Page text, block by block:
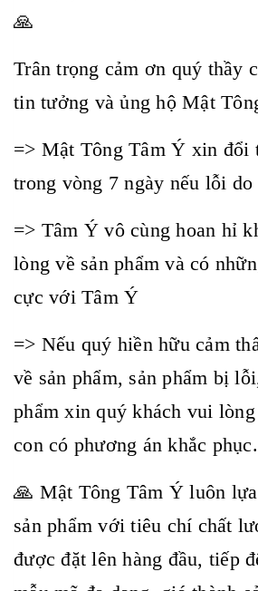
🙏
Trân trọng cảm ơn quý thầy
tin tưởng và ủng hộ Mật
=> Mật Tông Tâm Ý xin đổi
trong vòng 7 ngày nếu lỗi do
=> Tâm Ý vô cùng hoan hỉ
lòng về sản phẩm và có
cực với Tâm Ý
=> Nếu quý hiền hữu cảm
về sản phẩm, sản phẩm bị
phẩm xin quý khách vui
con có phương án khắc phục.
🙏 Mật Tông Tâm Ý luôn
sản phẩm với tiêu chí chất
được đặt lên hàng đầu, tiếp